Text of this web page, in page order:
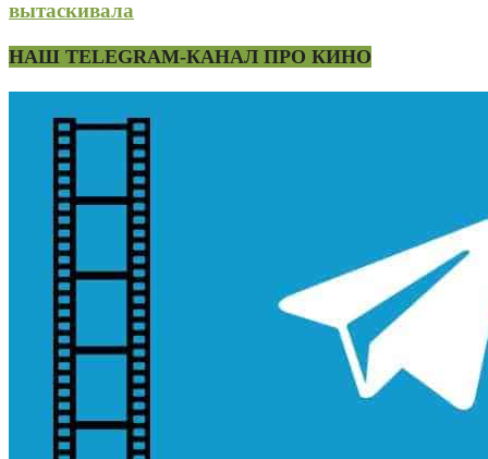
вытаскивала
НАШ TELEGRAM-КАНАЛ ПРО КИНО